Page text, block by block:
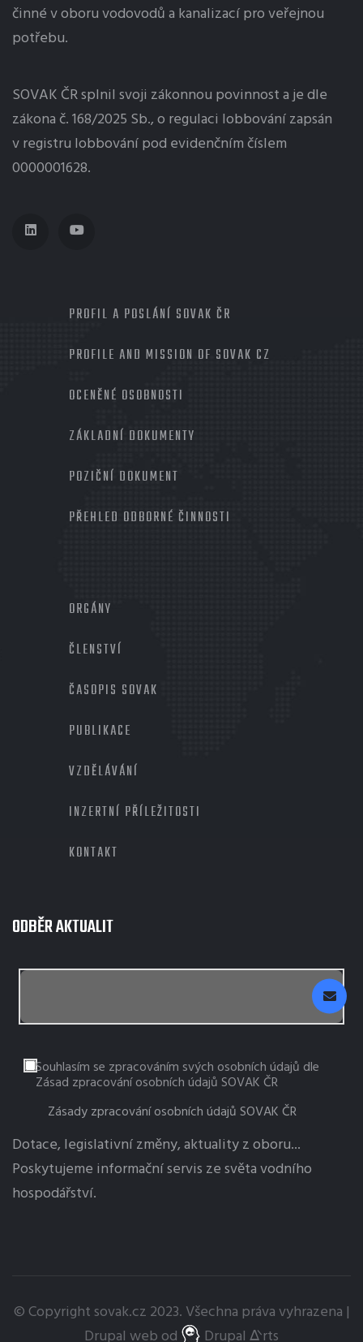
činné v oboru vodovodů a kanalizací pro veřejnou
potřebu.
SOVAK ČR splnil svoji zákonnou povinnost a je dle
zákona č. 168/2025 Sb., o regulaci lobbovánízapsán
v registru lobbování pod evidenčním číslem
0000001628.
PROFIL A POSLÁNÍ SOVAK ČR
PROFILE AND MISSION OF SOVAK CZ
OCENĚNÉ OSOBNOSTI
ZÁKLADNÍ DOKUMENTY
POZIČNÍ DOKUMENT
PŘEHLED ODBORNÉ ČINNOSTI
ORGÁNY
ČLENSTVÍ
ČASOPIS SOVAK
PUBLIKACE
VZDĚLÁVÁNÍ
INZERTNÍ PŘÍLEŽITOSTI
KONTAKT
ODBĚR AKTUALIT
Souhlasím se zpracováním svých osobních údajů dle
Zásad zpracování osobních údajů SOVAK ČR
Zásady zpracování osobních údajů SOVAK ČR
Dotace, legislativní změny, aktuality z oboru...
Poskytujeme informační servis ze světa vodního
hospodářství.
© Copyright sovak.cz 2023. Všechna práva vyhrazena |
Drupal web od Drupal ᐬrts